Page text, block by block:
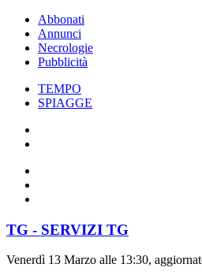
Abbonati
Annunci
Necrologie
Pubblicità
TEMPO
SPIAGGE
TG - SERVIZI TG
Venerdì 13 Marzo alle 13:30,